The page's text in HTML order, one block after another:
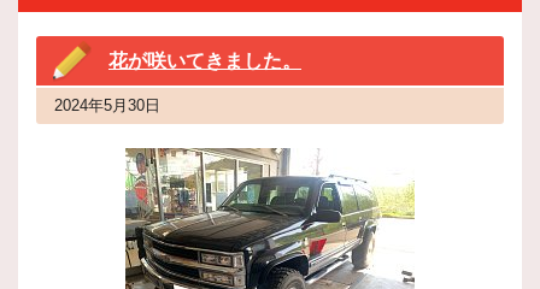
花が咲いてきました。
2024年5月30日